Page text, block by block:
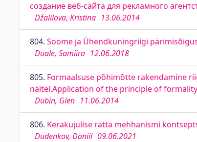
создание веб-сайта для рекламного
Džalilova, Kristina 13.06.2014
804. Soome ja Ühendkuningriigi
Duale, Samiira 12.06.2018
805. Formaalsuse põhimõtte rakendamine
näitel.Application of the principle of
Dubin, Glen 11.06.2014
806. Kerakujulise ratta mehhanismi
Dudenkov, Daniil 09.06.2021